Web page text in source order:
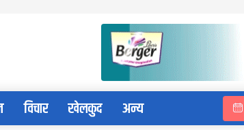
विचार खेलकुद अन्य